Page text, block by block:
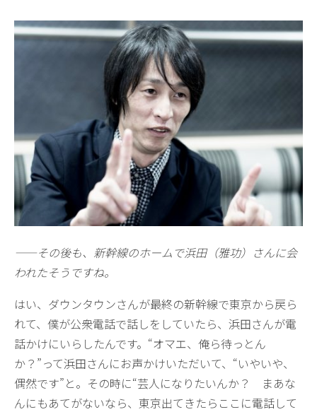
——その後も、新幹線のホームで浜田（雅功）さんに会
われたそうですね。
はい、ダウンタウンさんが最終の新幹線で東京から戻ら
れて、僕が公衆電話で話しをしていたら、浜田さんが電
話かけにいらしたんです。“オマエ、俺ら待っとん
か？”って浜田さんにお声かけいただいて、“いやいや、
偶然です”と。その時に“芸人になりたいんか？ まあな
んにもあてがないなら、東京出てきたらここに電話して